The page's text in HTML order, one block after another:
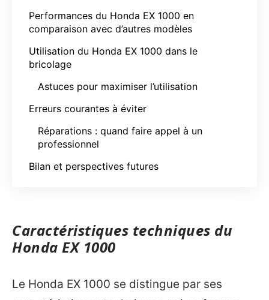
Performances du Honda EX 1000 en
comparaison avec d’autres modèles
Utilisation du Honda EX 1000 dans le
bricolage
Astuces pour maximiser l’utilisation
Erreurs courantes à éviter
Réparations : quand faire appel à un
professionnel
Bilan et perspectives futures
Caractéristiques techniques du
Honda EX 1000
Le Honda EX 1000 se distingue par ses